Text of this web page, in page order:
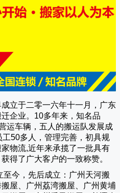
立于二零一六年十一月，广东
企业。10多年来，知名品
运车辆，五人的搬运队发展成
50多人，管理完善，初具规
物流,近年来承揽了一批具有
得了广大客户的一致称赞。
至今，先后成立：广州天河搬
屋、广州荔湾搬屋、广州黄埔